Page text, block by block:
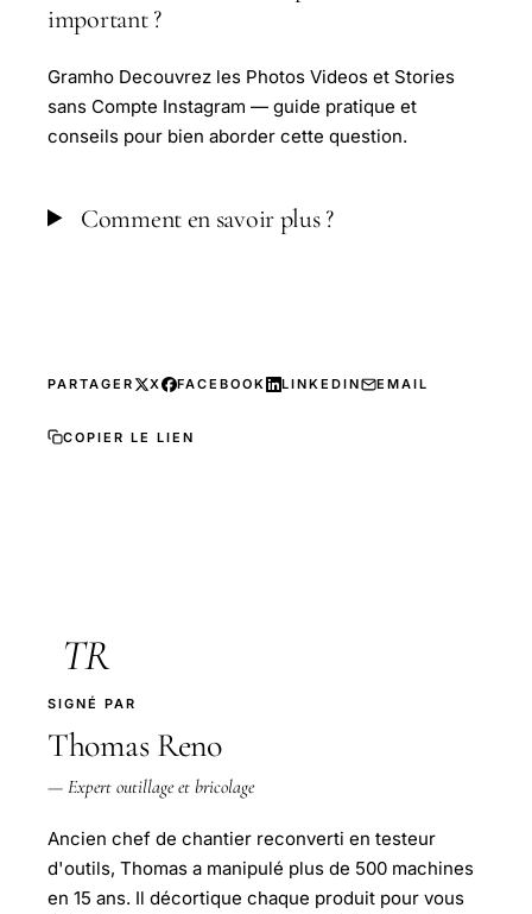
important ?
Gramho Decouvrez les Photos Videos et Stories
sans Compte Instagram — guide pratique et
conseils pour bien aborder cette question.
Comment en savoir plus ?
PARTAGER X FACEBOOK LINKEDIN EMAIL
COPIER LE LIEN
TR
SIGNÉ PAR
Thomas Reno
— Expert outillage et bricolage
Ancien chef de chantier reconverti en testeur
d'outils, Thomas a manipulé plus de 500 machines
en 15 ans. Il décortique chaque produit pour vous